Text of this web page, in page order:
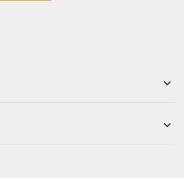
keyboard_arrow_down
keyboard_arrow_down